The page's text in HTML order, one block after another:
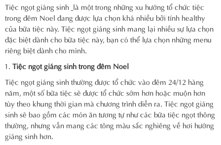
Tiệc ngọt giáng sinh là một trong những xu hướng tổ chức tiệc
trong đêm Noel đang được lựa chọn khá nhiều bởi tính healthy
của bữa tiệc này. Tiệc ngọt giáng sinh mang lại nhiều sự lựa chọn
đặc biệt dành cho bữa tiệc này, bạn có thể lựa chọn những menu
riêng biệt dành cho mình.
Tiệc ngọt giáng sinh trong đêm Noel
Tiệc ngọt giáng sinh thường được tổ chức vào đêm 24/12 hàng
năm, một số bữa tiệc sẽ được tổ chức sớm hơn hoặc muộn hơn
tùy theo khung thời gian mà chương trình diễn ra. Tiệc ngọt giáng
sinh sẽ bao gồm các món ăn tương tự như các bữa tiệc ngọt thông
thường, nhưng vẫn mang các tông màu sắc nghiêng về hơi hướng
giáng sinh hơn.